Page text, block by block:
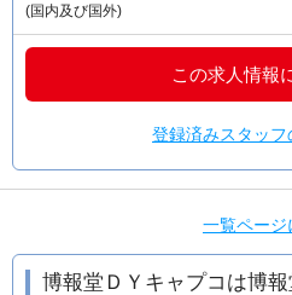
(国内及び国外)
この求人情報
登録済みスタッフ
一覧ページ
博報堂ＤＹキャプコは博